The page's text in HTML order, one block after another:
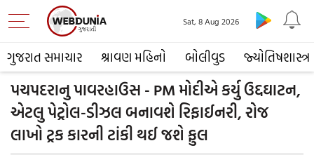
ગુજરાત સમાચાર શ્રાવણ મહિનો બોલીવુડ જ્યોતિષશાસ્ત્ર
Sat, 8 Aug 2026
પચપદરાનુ પાવરહાઉસ - PM મોદીએ કર્યુ ઉદ્દઘાટન,
એટલુ પેટ્રોલ-ડીઝલ બનાવશે રિફાઈનરી, રોજ
લાખો ટ્રક કારની ટાંકી થઈ જશે ફુલ